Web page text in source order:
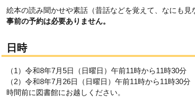
絵本の読み聞かせや素話（昔話などを覚えて、なにも見
事前の予約は必要ありません。
日時
（1）令和8年7月5日（日曜日）午前11時から11時30分
（2）令和8年7月26日（日曜日）午前11時から11時30分
時間前に図書館にお越しください。